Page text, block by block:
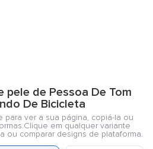
de Pessoa De Tom
De Bicicleta
para ver a sua página, copiá-la ou
em qualquer variante
ou comparar designs de plataforma.